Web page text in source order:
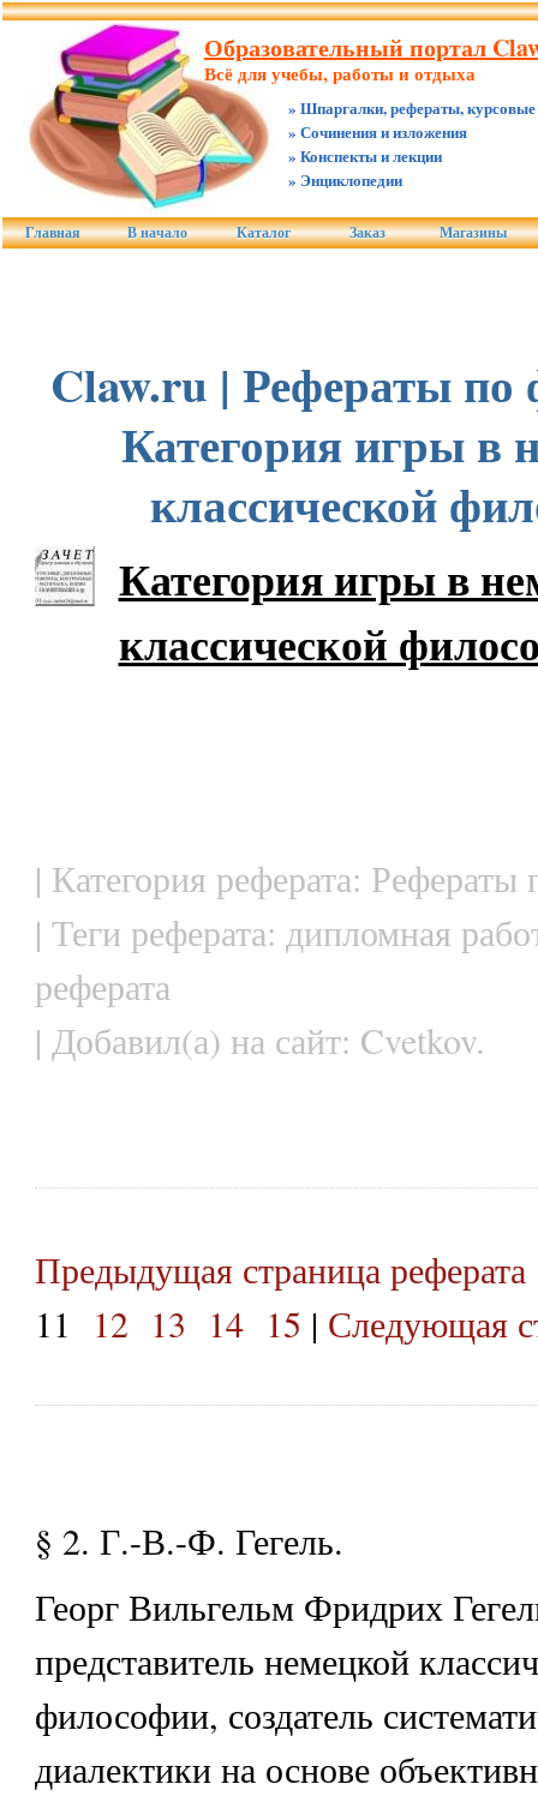
Образовательный портал
Всё для учебы, работы и отдыха
» Шпаргалки, рефераты, курсовые
» Сочинения и изложения
» Конспекты и лекции
» Энциклопедии
Главная В начало Каталог Заказ Магазины
Claw.ru | Рефераты по
Категория игры в
классической
Категория игры в
классической
| Категория реферата:
| Теги реферата: дипломная
реферата
| Добавил(а) на сайт: Cvetkov.
Предыдущая страница реферата
11 12 13 14 15 | Следующая
§ 2. Г.-В.-Ф. Гегель.
Георг Вильгельм Фридрих
представитель немецкой
философии, создатель
диалектики на основе